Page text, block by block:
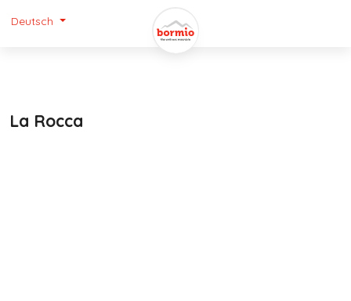
Deutsch
La Rocca